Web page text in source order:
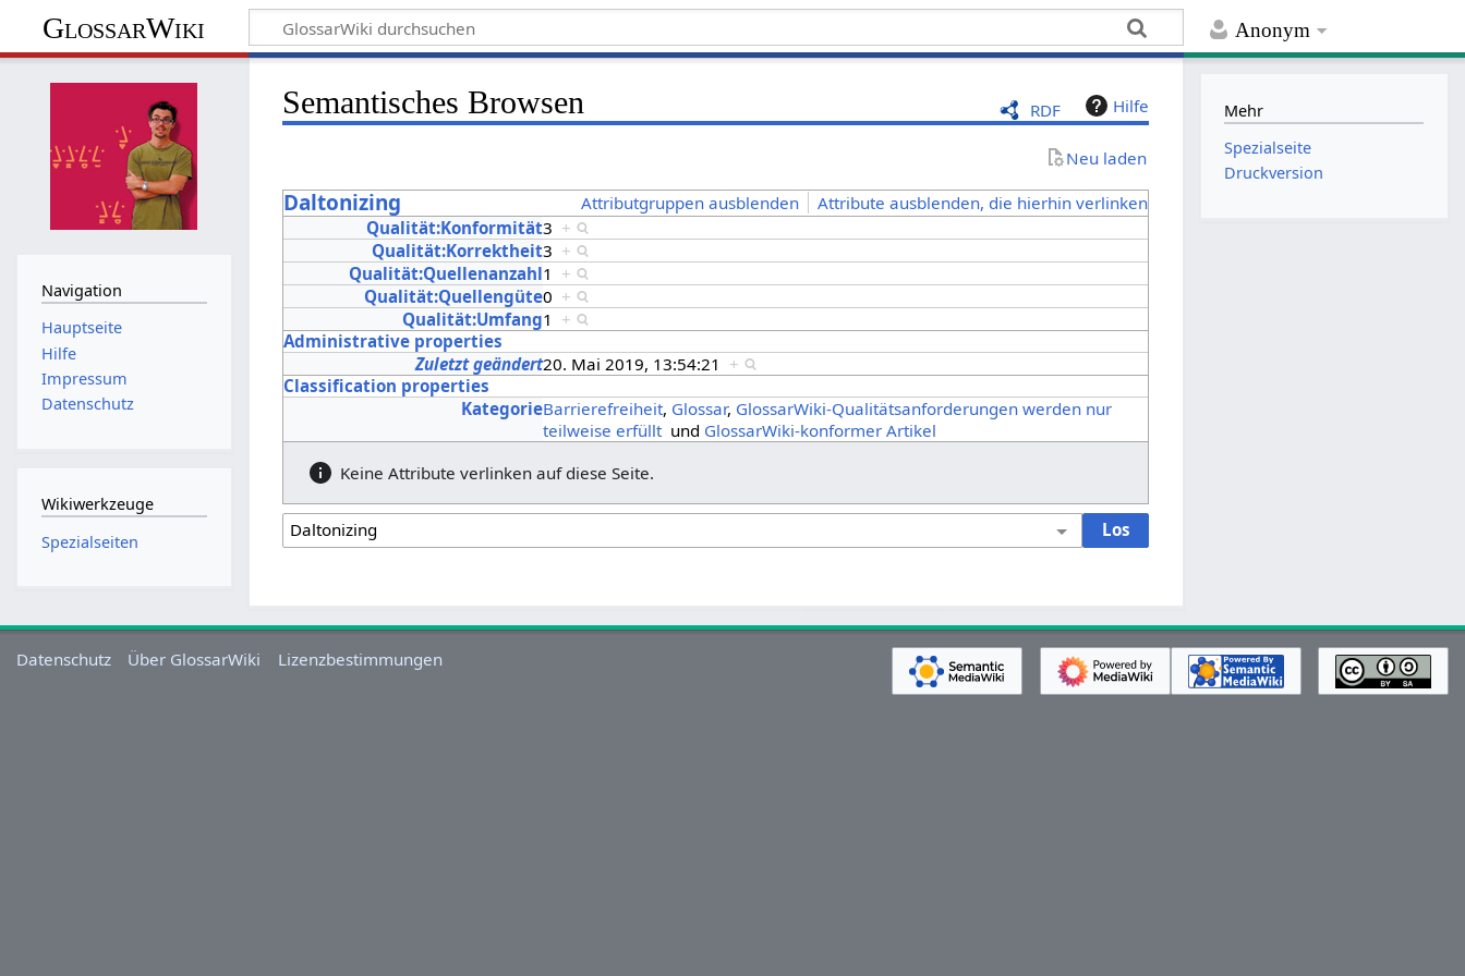
Anonym
GlossarWiki
RDF Hilfe
Semantisches Browsen
Neu laden
Daltonizing Attributgruppen ausblenden
Attribute ausblenden, die hierhin verlinken
Qualität:Konformität3 +
Qualität:Korrektheit3 +
Qualität:Quellenanzahl1 +
Qualität:Quellengüte0 +
Qualität:Umfang1 +
Administrative properties
Zuletzt geändert20. Mai 2019, 13:54:21 +
Classification properties
KategorieBarrierefreiheit, Glossar, GlossarWiki-Qualitätsanforderungen werden nur
teilweise erfüllt und GlossarWiki-konformer Artikel
Keine Attribute verlinken auf diese Seite.
Navigation
Hauptseite
Hilfe
Impressum
Datenschutz
Wikiwerkzeuge
Spezialseiten
Mehr
Spezialseite
Druckversion
Datenschutz Über GlossarWiki Lizenzbestimmungen